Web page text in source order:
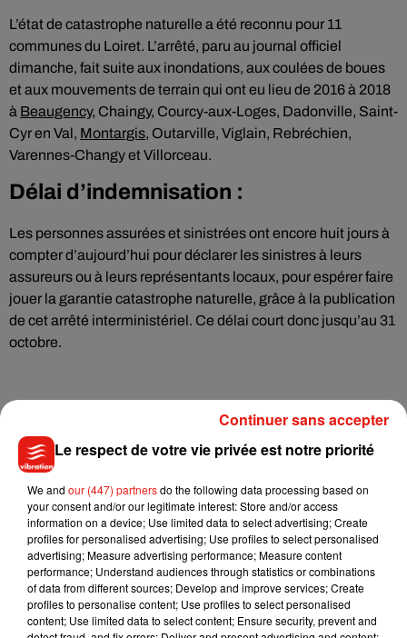
L’état de catastrophe naturelle a été reconnu pour 11
communes du Loiret. L’arrêté, paru au journal officiel
dimanche, fait suite aux inondations, aux coulées de boues
et aux mouvements de terrain qui ont eu lieu de 2016 à 2018
à Beaugency, Chaingy, Courcy-aux-Loges, Dadonville, Saint-
Cyr en Val, Montargis, Outarville, Viglain, Rebréchien,
Varennes-Changy et Villorceau.
Délai d’indemnisation :
Les personnes assurées et sinistrées ont encore huit jours à
compter d’aujourd’hui pour déclarer les sinistres à leurs
assureurs ou à leurs représentants locaux, pour espérer faire
jouer la garantie catastrophe naturelle, grâce à la publication
de cet arrêté interministériel. Ce délai court donc jusqu’au 31
octobre.
Musique
7 août 2026
Julien Lieb s’essaye à la vie de chatelain
dans son nouveau clip
Le respect de votre vie privée est notre priorité
We and our (447) partnersdo the following data processing based on
your consent and/or our legitimate interest: Store and/or access
information on a device; Use limited data to select advertising; Create
profiles for personalised advertising; Use profiles to select personalised
advertising; Measure advertising performance; Measure content
performance; Understand audiences through statistics or combinations
of data from different sources; Develop and improve services; Create
profiles to personalise content; Use profiles to select personalised
content; Use limited data to select content; Ensure security, prevent and
Continuer sans accepter